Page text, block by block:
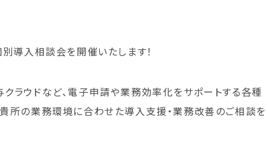
導入相談会を開催いたします！
ラウドなど、電子申請や業務効率化をサポートする各種
所の業務環境に合わせた導入支援・業務改善のご相談を